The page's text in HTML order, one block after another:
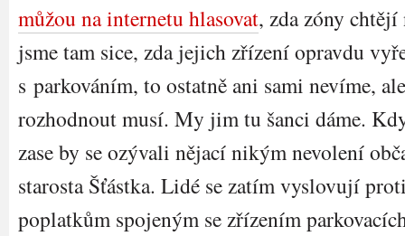
můžou na internetu hlasovat, zda zóny chtějí
jsme tam sice, zda jejich zřízení opravdu
s parkováním, to ostatně ani sami nevíme,
rozhodnout musí. My jim tu šanci dáme.
zase by se ozývali nějací nikým nevolení
starosta Šťástka. Lidé se zatím vyslovují
poplatkům spojeným se zřízením